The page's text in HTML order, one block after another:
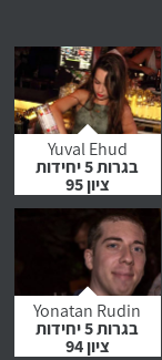
Yuval Ehud
בגרות 5 יחידות
ציון 95
לחץ לצפייה
בהמלצה
Yonatan Rudin
בגרות 5 יחידות
ציון 94